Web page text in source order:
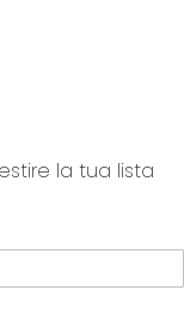
la tua lista